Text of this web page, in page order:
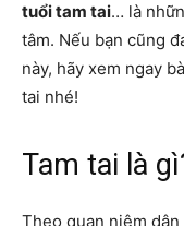
tuổi tam tai… là
tâm. Nếu bạn cũng
này, hãy xem ngay
tai nhé!
Tam tai là
Theo quan niệm dân